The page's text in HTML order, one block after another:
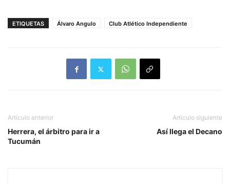
ETIQUETAS Álvaro Angulo Club Atlético Independiente
Artículo anterior
Herrera, el árbitro para ir a
Tucumán
Artículo siguiente
Así llega el Decano